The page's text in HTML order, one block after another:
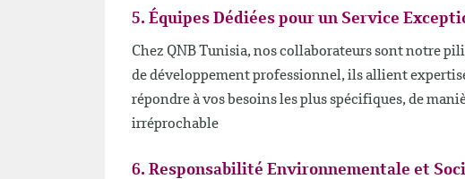
5. Équipes Dédiées pour un Service
Chez QNB Tunisia, nos collaborateurs sont notre
de développement professionnel, ils allient
répondre à vos besoins les plus spécifiques, de
irréprochable
6. Responsabilité Environnementale et